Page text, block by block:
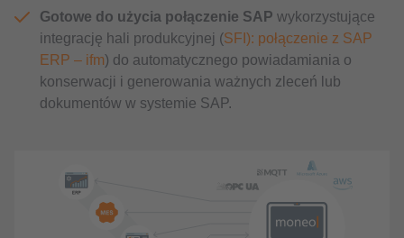
Gotowe do użycia połączenie SAP wykorzystujące
integrację hali produkcyjnej (SFI): połączenie z SAP
ERP – ifm) do automatycznego powiadamiania o
konserwacji i generowania ważnych zleceń lub
dokumentów w systemie SAP.